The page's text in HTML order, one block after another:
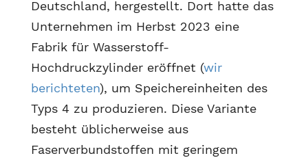
Deutschland, hergestellt. Dort hatte das
Unternehmen im Herbst 2023 eine
Fabrik für Wasserstoff-
Hochdruckzylinder eröffnet (wir
berichteten), um Speichereinheiten des
Typs 4 zu produzieren. Diese Variante
besteht üblicherweise aus
Faserverbundstoffen mit geringem